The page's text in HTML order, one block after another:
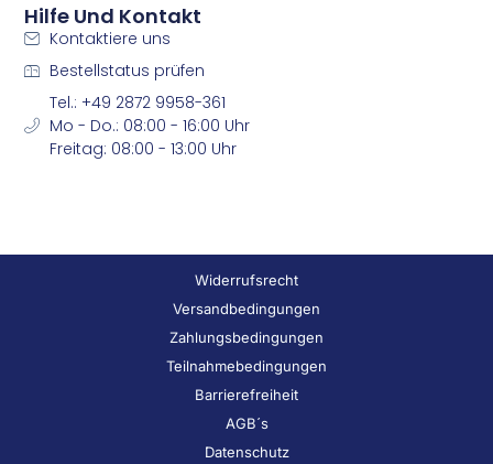
Hilfe Und Kontakt
Kontaktiere uns
Bestellstatus prüfen
Tel.: +49 2872 9958-361
Mo - Do.: 08:00 - 16:00 Uhr
Freitag: 08:00 - 13:00 Uhr
Widerrufsrecht
Versandbedingungen
Zahlungsbedingungen
Teilnahmebedingungen
Barrierefreiheit
AGB´s
Datenschutz